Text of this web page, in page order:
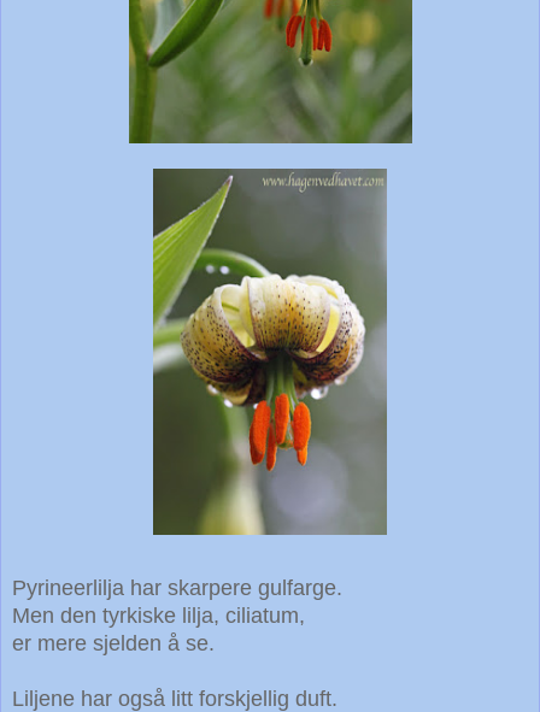
Pyrineerlilja har skarpere gulfarge.
Men den tyrkiske lilja, ciliatum,
er mere sjelden å se.
Liljene har også litt forskjellig duft.